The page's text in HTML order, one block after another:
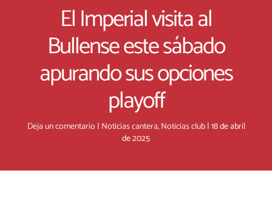
El Imperial visita al
Bullense este sábado
apurando sus opciones
playoff
Deja un comentario | Noticias cantera,Noticias club|18 de abril
de 2025